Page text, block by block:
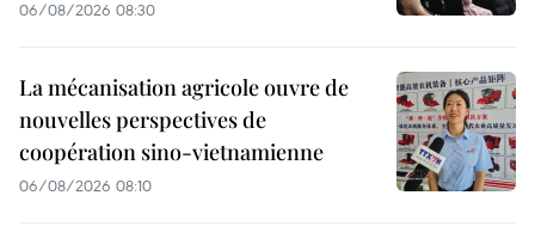
06/08/2026 08:30
La mécanisation agricole ouvre de
nouvelles perspectives de
coopération sino-vietnamienne
06/08/2026 08:10